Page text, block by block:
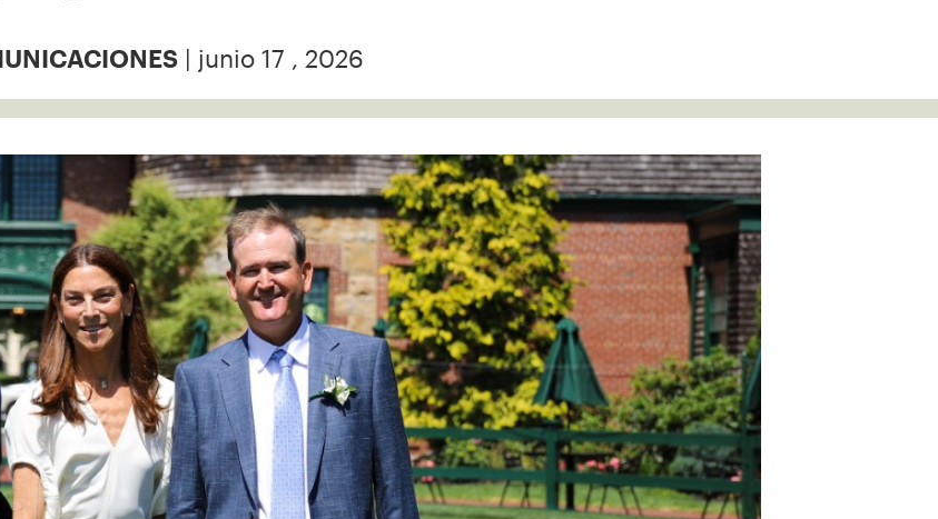
| junio 17 , 2026